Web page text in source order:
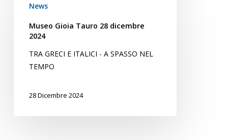
GioiaNews
Museo Gioia Tauro 28 dicembre
2024
TRA GRECI E ITALICI - A SPASSO NEL
TEMPO
28 Dicembre 2024